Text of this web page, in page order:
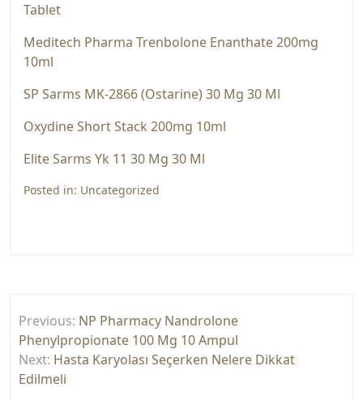
Tablet
Medi̇tech Pharma Trenbolone Enanthate 200mg
10ml
SP Sarms MK-2866 (Ostarine) 30 Mg 30 Ml
Oxydine Short Stack 200mg 10ml
Elite Sarms Yk 11 30 Mg 30 Ml
Posted in: Uncategorized
gezinmesi
Previous: NP Pharmacy Nandrolone
Phenylpropionate 100 Mg 10 Ampul
Next: Hasta Karyolası Seçerken Nelere Dikkat
Edilmeli